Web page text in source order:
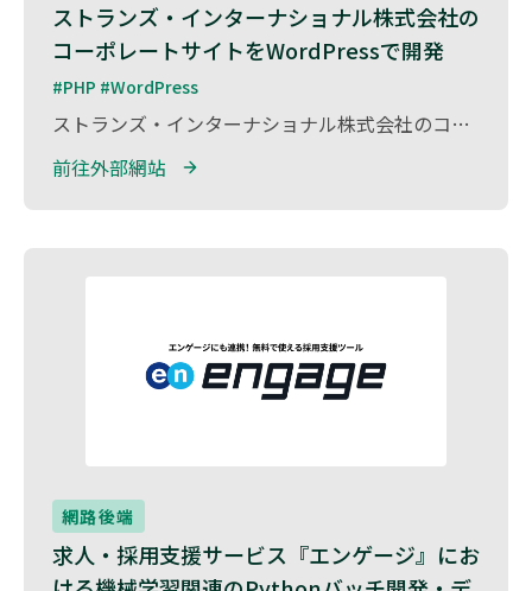
ストランズ・インターナショナル株式会社の
コーポレートサイトをWordPressで開発
#PHP #WordPress
ストランズ・インターナショナル株式会社のコーポレートサイトを、WordPressを用いて開発しました。 同社は国際ビジネス支援やコンサルティングを手がける企業であり、グローバルな視点を活かした事業展開を行っています。 本プロジェクトでは、企業ブランドの信頼性を高めるデザイン設計や、ユーザビリティ向上を意識したサイト構築を実施。 コンテンツ更新の効率化を図るためのCMSカスタマイズや、多言語対応の実装にも対応し、情報発信力の強化をサポートしました。
前往外部網站
網路後端
求人・採用支援サービス『エンゲージ』にお